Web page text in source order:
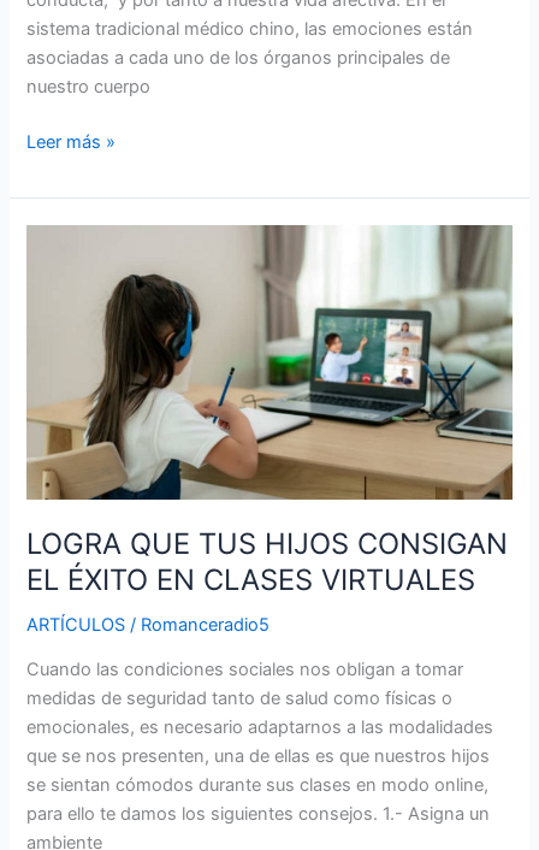
sistema tradicional médico chino, las emociones están
asociadas a cada uno de los órganos principales de
nuestro cuerpo
Leer más »
LOGRA QUE TUS HIJOS CONSIGAN
EL ÉXITO EN CLASES VIRTUALES
ARTÍCULOS / Romanceradio5
Cuando las condiciones sociales nos obligan a tomar
medidas de seguridad tanto de salud como físicas o
emocionales, es necesario adaptarnos a las modalidades
que se nos presenten, una de ellas es que nuestros hijos
se sientan cómodos durante sus clases en modo online,
para ello te damos los siguientes consejos. 1.- Asigna un
ambiente
CONSIGAN
ÉXITO
CLASES
VIRTUALES